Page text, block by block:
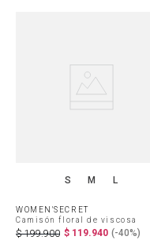
S M L
WOMEN'SECRET
Camisón floral de viscosa
$ 199.900 $ 119.940 (-40%)